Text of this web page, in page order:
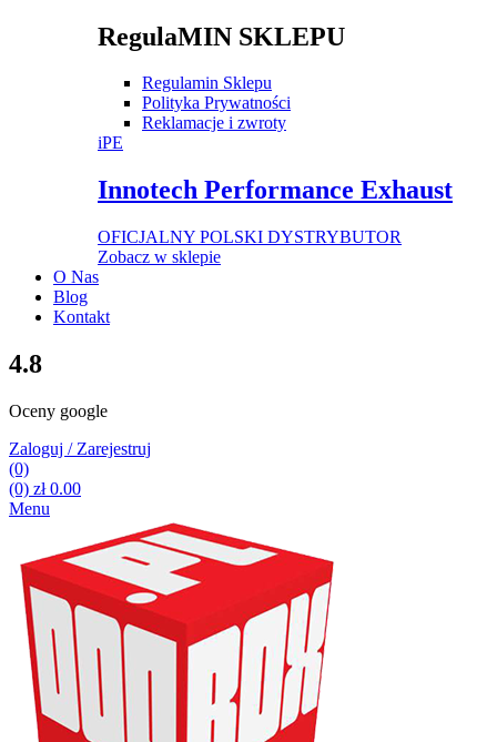
RegulaMIN SKLEPU
Regulamin Sklepu
Polityka Prywatności
Reklamacje i zwroty
iPE
Innotech Performance Exhaust
OFICJALNY POLSKI DYSTRYBUTOR
Zobacz w sklepie
O Nas
Blog
Kontakt
4.8
Oceny google
Zaloguj / Zarejestruj
(0)
(0) zł0.00
Menu